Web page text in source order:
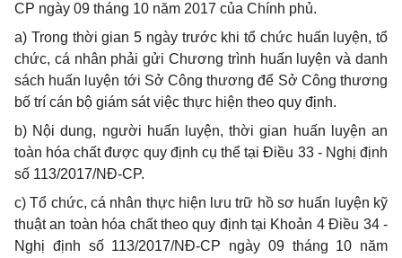
CP ngày 09 tháng 10 năm 2017 của Chính phủ.
a) Trong thời gian 5 ngày trước khi tổ chức huấn luyện, tổ
chức, cá nhân phải gửi Chương trình huấn luyện và danh
sách huấn luyện tới Sở Công thương để Sở Công thương
bố trí cán bộ giám sát việc thực hiện theo quy định.
b) Nội dung, người huấn luyện, thời gian huấn luyện an
toàn hóa chất được quy định cụ thể tại Điều 33 - Nghị định
số 113/2017/NĐ-CP.
c) Tổ chức, cá nhân thực hiện lưu trữ hồ sơ huấn luyện kỹ
thuật an toàn hóa chất theo quy định tại Khoản 4 Điều 34 -
Nghị định số 113/2017/NĐ-CP ngày 09 tháng 10 năm